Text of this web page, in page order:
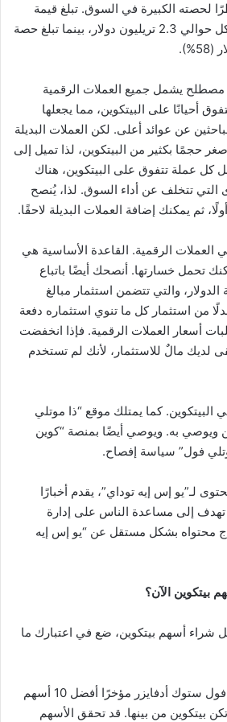
لحصته الكبيرة في السوق. تبلغ قيمة
سوق العملات الرقمية ككل حوالي 2.3 تريليون دولار، بينما تبلغ حصة
مصطلح يشمل جميع العملات الرقمية
أحيانًا على البيتكوين، مما يجعلها
عن عوائد أعلى. لكن العملات البديلة
حجمًا بكثير من البيتكوين، لذا تميل إلى
كل عملة تتفوق على البيتكوين، هناك
التي تتخلف عن أداء السوق. لذا، يُنصح
ثم يمكنك إضافة العملات البديلة لاحقًا.
الرقمية. القاعدة الأساسية هي
تحمل خسارتها. أنصحك أيضًا باتباع
والتي تتضمن استثمار مبالغ
من استثمار كل ما تنوي استثماره دفعة
أسعار العملات الرقمية. فإذا انخفضت
لديك مالٌ للاستثمار، لأنك لم تستخدم
البيتكوين. كما يمتلك موقع “ذا موتلي
ويوصي به. ويوصي أيضًا بمنصة “كوين
فول” سياسة إفصاح.
لـ”يو إس إيه توداي”، يقدم أخبارًا
تهدف إلى مساعدة الناس على إدارة
محتواه بشكل مستقل عن “يو إس إيه
بيتكوين الآن؟
أسهم بيتكوين، ضع في اعتبارك ما
حدد فريق محللي موتلي فول ستوك أدفايزر مؤخرًا أفضل 10 أسهم
تكن بيتكوين من بينها. قد تحقق الأسهم